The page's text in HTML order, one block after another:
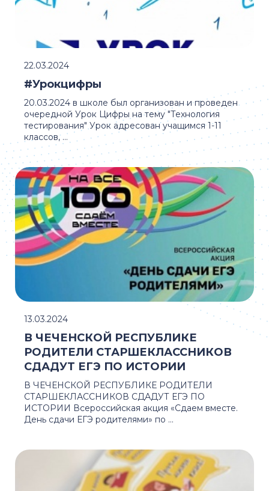
20.03.2024 в школе был организован и проведен
очередной Урок Цифры на тему "Технология
тестирования" Урок адресован учащимся 1-11
классов, ...
#Урокцифры
22.03.2024
В ЧЕЧЕНСКОЙ РЕСПУБЛИКЕ РОДИТЕЛИ
СТАРШЕКЛАССНИКОВ СДАДУТ ЕГЭ ПО
ИСТОРИИ Всероссийская акция «Сдаем вместе.
День сдачи ЕГЭ родителями» по ...
В ЧЕЧЕНСКОЙ РЕСПУБЛИКЕ
РОДИТЕЛИ СТАРШЕКЛАССНИКОВ
СДАДУТ ЕГЭ ПО ИСТОРИИ
13.03.2024